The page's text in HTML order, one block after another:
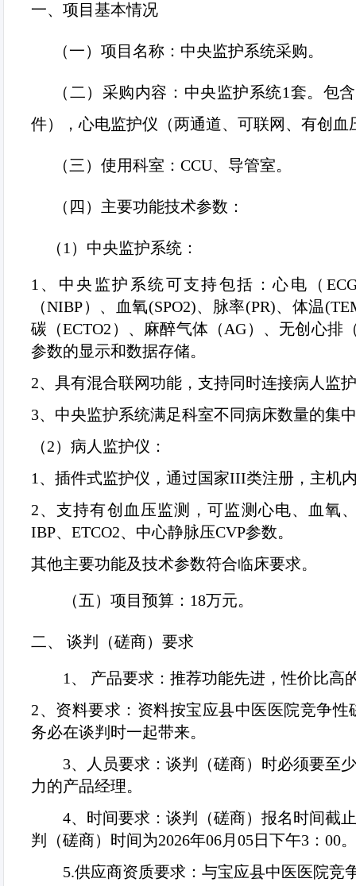
一、项目基本情况
（一） 项目名称：中央监护系统采购。
（二） 采购内容：中央监护系统1套。包
件），心电监护仪（两通道、可联网、有创血
（三） 使用科室： CCU、导管室。
（四） 主要功能技术参数：
（1 ）中央监护系统：
1 、中央监护系统可支持包括：心电（
（NIBP）、血氧(SPO2)、脉率(PR)、体温
碳（ECTO2 ）、麻醉气体（ AG）、无创心排
参数的显示和数据存储。
2、具有混合联网功能，支持同时连接病人监
3、中央监护系统满足科室不同病床数量的集
（2）病人监护仪：
1 、插件式监护仪，通过国家III类注册，主机
2、支持有创血压监测，可监测心电、血氧
IBP、 ETCO2、中心静脉压CVP参数。
其他主要功能及技术参数符合临床要求。
（五） 项目预算： 18万元。
二、 谈判（磋商）要求
1 、 产品要求：推荐功能先进，性价比高
2、资料要求：资料按宝应县中医医院竞争性
务必在谈判时一起带来。
3、人员要求：谈判（磋商）时必须要至
力的产品经理。
4、时间要求：谈判（磋商）报名时间截
判（磋商）时间为2026年06月 05日下午3 ： 00。
5.供应商资质要求：与宝应县中医医院竞